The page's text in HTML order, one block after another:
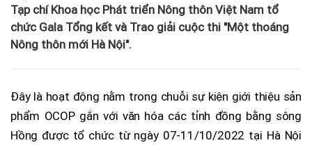
Tạp chí Khoa học Phát triển Nông thôn Việt Nam tổ
chức Gala Tổng kết và Trao giải cuộc thi "Một thoáng
Nông thôn mới Hà Nội".
Đây là hoạt động nằm trong chuỗi sự kiện giới thiệu sản
phẩm OCOP gắn với văn hóa các tỉnh đồng bằng sông
Hồng được tổ chức từ ngày 07-11/10/2022 tại Hà Nội